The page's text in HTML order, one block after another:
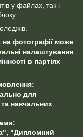
у файлах, так і
на фотографії може
налаштування
в партіях
для
навчальних
"Дипломний